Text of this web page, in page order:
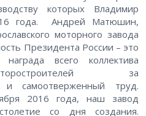
которых Владимир
года. Андрей Матюшин,
моторного завода
Президента России – это
всего коллектива
за
и самоотверженный труд.
2016 года, наш завод
со дня создания.